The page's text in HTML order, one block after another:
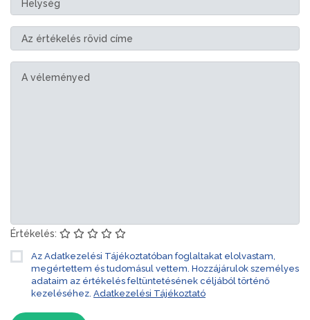
Értékelés:
Az Adatkezelési Tájékoztatóban foglaltakat elolvastam,
megértettem és tudomásul vettem. Hozzájárulok személyes
adataim az értékelés feltüntetésének céljából történő
kezeléséhez. Adatkezelési Tájékoztató